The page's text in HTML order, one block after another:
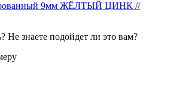
9мм ЖЁЛТЫЙ ЦИНК //
Не знаете подойдет ли это вам?